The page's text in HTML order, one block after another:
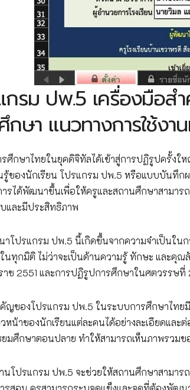
กรม ปพ.5 เครื่องมือ
กษา แนวทางการใช้ง
ศึกษาไทยในยุคดิจิทัลได้เข้าสู่การปฏิรูปครั้งใ
รู้ของนักเรียน โปรแกรม ปพ.5 หรือแบบบันทึ
รได้พัฒนาขึ้นเพื่อให้ครูและสถานศึกษาสามา
และมีประสิทธิภาพ
โปรแกรม ปพ.5 นี้เกิดขึ้นจากความจำเป็นใน
นทุกมิติ ไม่ว่าจะเป็นด้านความรู้ ทักษะ และ
ช 2551 และการปฏิรูปการศึกษาในศตวรรษที่
ญของโปรแกรม ปพ.5 ในระบบการศึกษาไทย
หน้าของนักเรียนแต่ละคนได้อย่างละเอียดและ
มศึกษาตอนปลาย ทำให้สามารถเห็นภาพรวม
นโปรแกรม ปพ.5 จะช่วยให้สถานศึกษาสามาร